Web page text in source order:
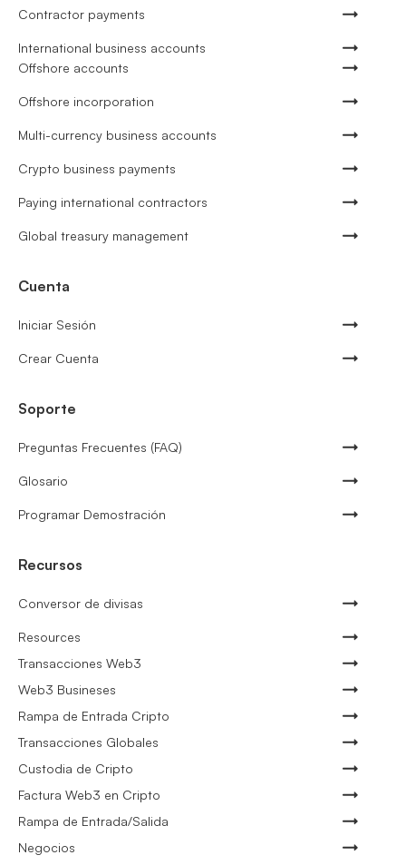
Contractor payments
International business accounts
Offshore accounts
Offshore incorporation
Multi-currency business accounts
Crypto business payments
Paying international contractors
Global treasury management
Cuenta
Iniciar Sesión
Crear Cuenta
Soporte
Preguntas Frecuentes (FAQ)
Glosario
Programar Demostración
Recursos
Conversor de divisas
Resources
Transacciones Web3
Web3 Busineses
Rampa de Entrada Cripto
Transacciones Globales
Custodia de Cripto
Factura Web3 en Cripto
Rampa de Entrada/Salida
Negocios